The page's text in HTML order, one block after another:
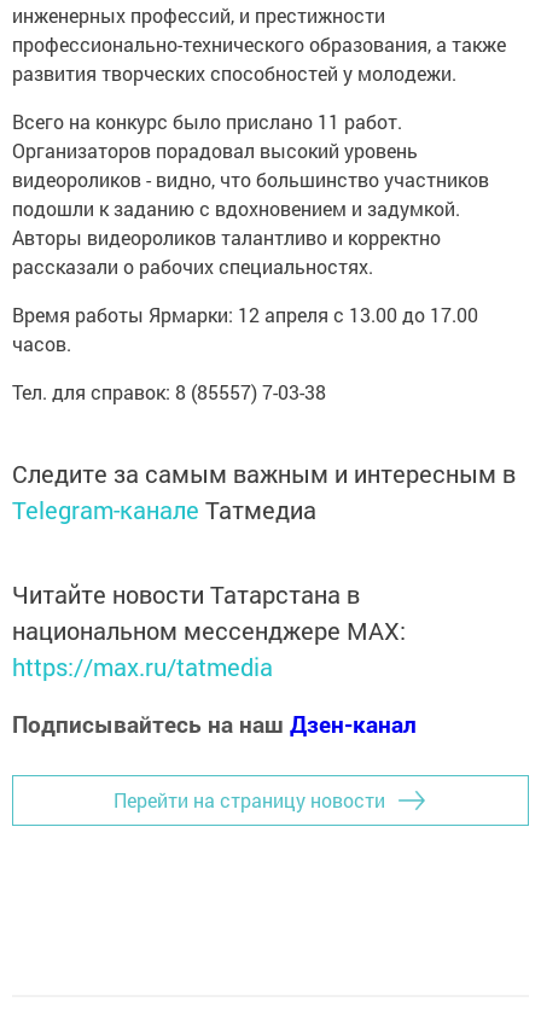
инженерных профессий, и престижности
профессионально-технического образования, а также
развития творческих способностей у молодежи.
Всего на конкурс было прислано 11 работ.
Организаторов порадовал высокий уровень
видеороликов - видно, что большинство участников
подошли к заданию с вдохновением и задумкой.
Авторы видеороликов талантливо и корректно
рассказали о рабочих специальностях.
Время работы Ярмарки: 12 апреля с 13.00 до 17.00
часов.
Тел. для справок: 8 (85557) 7-03-38
Следите за самым важным и интересным в
Telegram-канале Татмедиа
Читайте новости Татарстана в
национальном мессенджере MАХ:
https://max.ru/tatmedia
Подписывайтесь на наш Дзен-канал
Перейти на страницу новости